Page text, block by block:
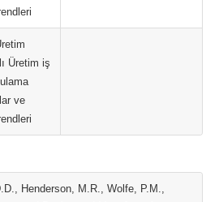
Üretim iş
ve
Henderson, M.R., Wolfe, P.M.,